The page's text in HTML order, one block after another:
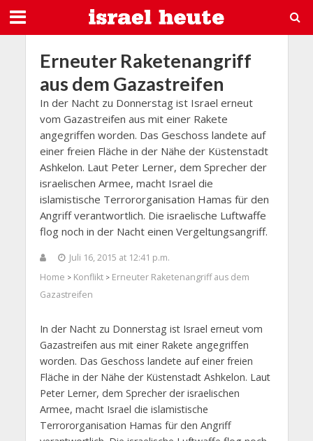
Erneuter Raketenangriff
aus dem Gazastreifen
In der Nacht zu Donnerstag ist Israel erneut
vom Gazastreifen aus mit einer Rakete
angegriffen worden. Das Geschoss landete auf
einer freien Fläche in der Nähe der Küstenstadt
Ashkelon. Laut Peter Lerner, dem Sprecher der
israelischen Armee, macht Israel die
islamistische Terrororganisation Hamas für den
Angriff verantwortlich. Die israelische Luftwaffe
flog noch in der Nacht einen Vergeltungsangriff.
Juli 16, 2015 at 12:41 p.m.
Home > Konflikt> Erneuter Raketenangriff aus dem
Gazastreifen
In der Nacht zu Donnerstag ist Israel erneut vom
Gazastreifen aus mit einer Rakete angegriffen
worden. Das Geschoss landete auf einer freien
Fläche in der Nähe der Küstenstadt Ashkelon. Laut
Peter Lerner, dem Sprecher der israelischen
Armee, macht Israel die islamistische
Terrororganisation Hamas für den Angriff